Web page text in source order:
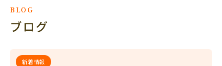
BLOG
ブログ
新着情報